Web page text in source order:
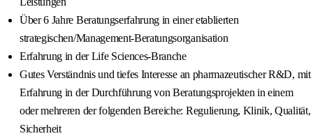
Über 6 Jahre Beratungserfahrung in einer etablierten
strategischen/Management-Beratungsorganisation
Erfahrung in der Life Sciences-Branche
Gutes Verständnis und tiefes Interesse an pharmazeutischer R&D, mit
Erfahrung in der Durchführung von Beratungsprojekten in einem
oder mehreren der folgenden Bereiche: Regulierung, Klinik, Qualität,
Sicherheit